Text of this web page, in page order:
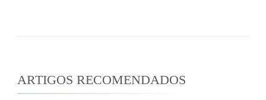
ARTIGOS RECOMENDADOS